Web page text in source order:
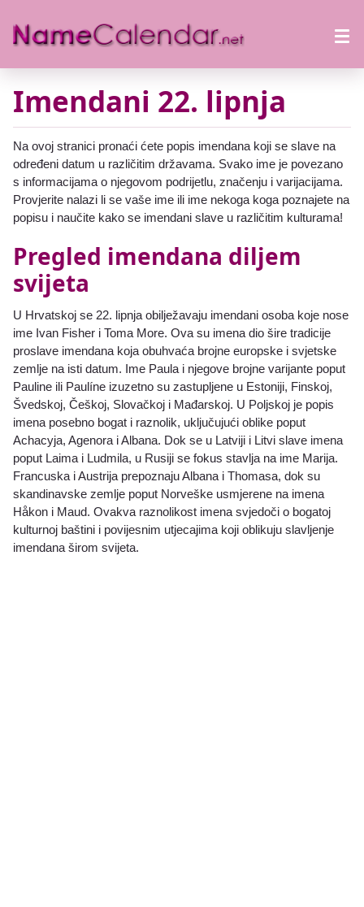
Imendani 22. lipnja
Na ovoj stranici pronaći ćete popis imendana koji se slave na
određeni datum u različitim državama. Svako ime je povezano
s informacijama o njegovom podrijetlu, značenju i varijacijama.
Provjerite nalazi li se vaše ime ili ime nekoga koga poznajete na
popisu i naučite kako se imendani slave u različitim kulturama!
Pregled imendana diljem
svijeta
U Hrvatskoj se 22. lipnja obilježavaju imendani osoba koje nose
ime Ivan Fisher i Toma More. Ova su imena dio šire tradicije
proslave imendana koja obuhvaća brojne europske i svjetske
zemlje na isti datum. Ime Paula i njegove brojne varijante poput
Pauline ili Paulíne izuzetno su zastupljene u Estoniji, Finskoj,
Švedskoj, Češkoj, Slovačkoj i Mađarskoj. U Poljskoj je popis
imena posebno bogat i raznolik, uključujući oblike poput
Achacyja, Agenora i Albana. Dok se u Latviji i Litvi slave imena
poput Laima i Ludmila, u Rusiji se fokus stavlja na ime Marija.
Francuska i Austrija prepoznaju Albana i Thomasa, dok su
skandinavske zemlje poput Norveške usmjerene na imena
Håkon i Maud. Ovakva raznolikost imena svjedoči o bogatoj
kulturnoj baštini i povijesnim utjecajima koji oblikuju slavljenje
imendana širom svijeta.